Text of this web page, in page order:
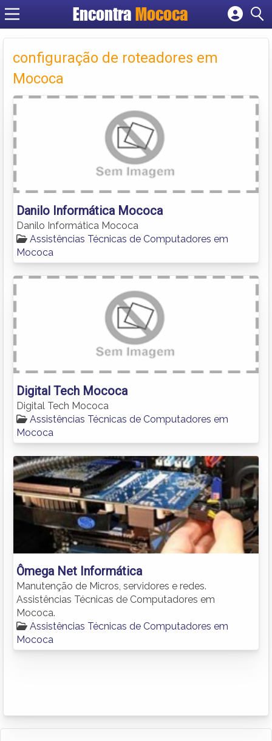
Encontra Mococa
Criar conta
configuração de roteadores em
Mococa
Danilo Informática Mococa
Danilo Informática Mococa
Assistências Técnicas de Computadores em
Mococa
Digital Tech Mococa
Digital Tech Mococa
Assistências Técnicas de Computadores em
Mococa
Ômega Net Informática
Manutenção de Micros, servidores e redes.
Assistências Técnicas de Computadores em
Mococa.
Assistências Técnicas de Computadores em
Mococa